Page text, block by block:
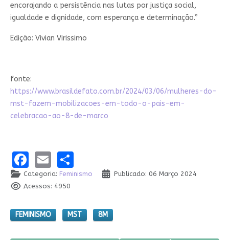
encorajando a persistência nas lutas por justiça social,
igualdade e dignidade, com esperança e determinação.”
Edição: Vivian Virissimo
fonte:
https://www.brasildefato.com.br/2024/03/06/mulheres-do-
mst-fazem-mobilizacoes-em-todo-o-pais-em-
celebracao-ao-8-de-marco
Facebook
EmailShare
Categoria: Feminismo
Publicado: 06 Março 2024
Acessos: 4950
FEMINISMO MST 8M